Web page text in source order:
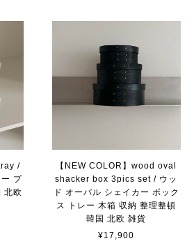
/
プ
北欧
【NEW COLOR】wood oval
shacker box 3pics set / ウッ
ド オーバル シェイカー ボック
ス トレー 木箱 収納 整理整頓
韓国 北欧 雑貨
¥17,900